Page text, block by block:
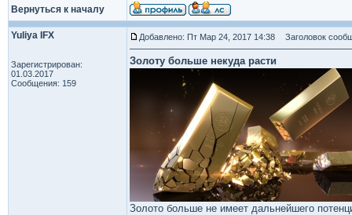
Вернуться к началу
Yuliya IFX
Зарегистрирован:
01.03.2017
Сообщения: 159
Добавлено: Пт Мар 24, 2017 14:38 Заголовок
Золоту больше некуда расти
Золото больше не имеет дальнейшего